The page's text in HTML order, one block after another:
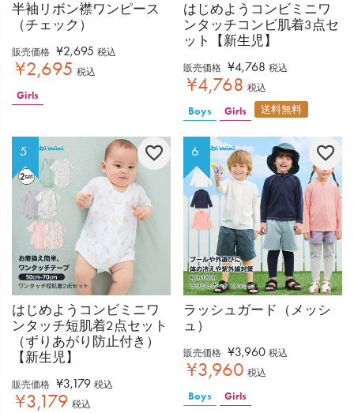
半袖リボン襟ワンピース
（チェック）
Girls
販売価格 ¥2,695 税込
¥2,695 税込
はじめようコンビミニワ
ンタッチコンビ肌着3点セ
ット【新生児】
Boys Girls 送料無料
販売価格 ¥4,768 税込
¥4,768 税込
はじめようコンビミニワ
ンタッチ短肌着2点セット
（ずりあがり防止付き）
【新生児】
販売価格 ¥3,179 税込
¥3,179 税込
ラッシュガード（メッシ
ュ）
Boys Girls
販売価格 ¥3,960 税込
¥3,960 税込